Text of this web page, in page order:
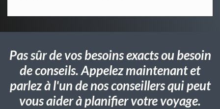
Pas sûr de vos besoins exacts ou besoin
de conseils. Appelez maintenant et
parlez à l'un de nos conseillers qui peut
vous aider à planifier votre voyage.